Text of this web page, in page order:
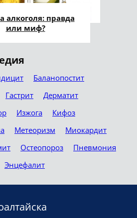
алкоголя: правда
или миф?
Баланопостит
Гастрит
Дерматит
Изжога
Кифоз
Метеоризм
Миокардит
Остеопороз
Пневмония
Энцефалит